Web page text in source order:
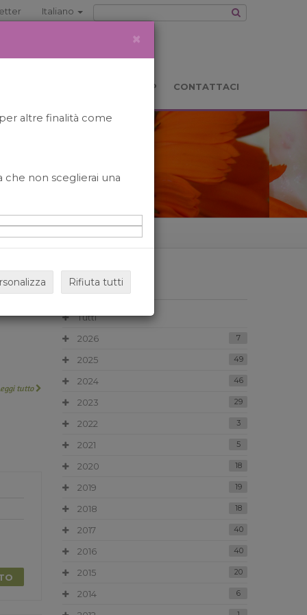
Italiano
BOOKSHOP CONTATTACI
tutto
ARCHIVIO
Tutti
2026
7
2025 49
2024 46
2023 29
2022 3
2021 5
2020 18
2019 19
2018 18
2017 40
2016 40
2015 20
2014 6
×
altre finalità come
che non sceglierai una
Rifiuta tutti